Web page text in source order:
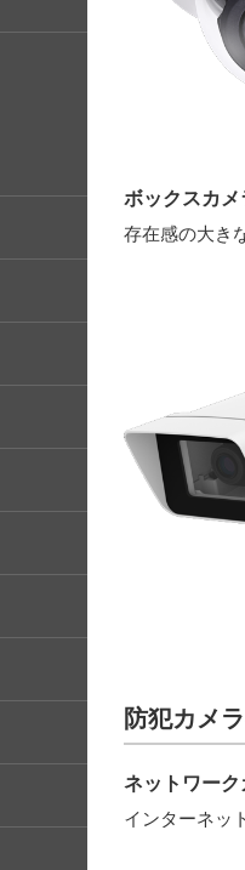
ボックスカメ
存在感の大き
防犯カメ
ネットワーク
インターネッ